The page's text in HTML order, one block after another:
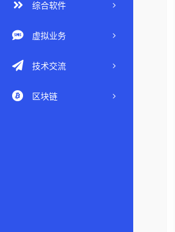
综合软件
虚拟业务
技术交流
区块链